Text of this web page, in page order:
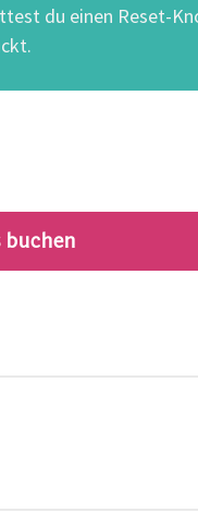
du einen Reset-
buchen